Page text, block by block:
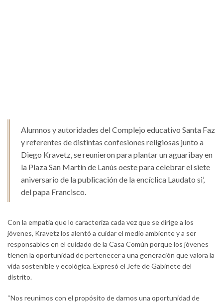
Alumnos y autoridades del Complejo educativo Santa Faz
y referentes de distintas confesiones religiosas junto a
Diego Kravetz, se reunieron para plantar un aguaribay en
la Plaza San Martín de Lanús oeste para celebrar el siete
aniversario de la publicación de la encíclica Laudato si’,
del papa Francisco.
Con la empatía que lo caracteriza cada vez que se dirige a los
jóvenes, Kravetz los alentó a cuidar el medio ambiente y a ser
responsables en el cuidado de la Casa Común porque los jóvenes
tienen la oportunidad de pertenecer a una generación que valora la
vida sostenible y ecológica. Expresó el Jefe de Gabinete del
distrito.
“Nos reunimos con el propósito de darnos una oportunidad de